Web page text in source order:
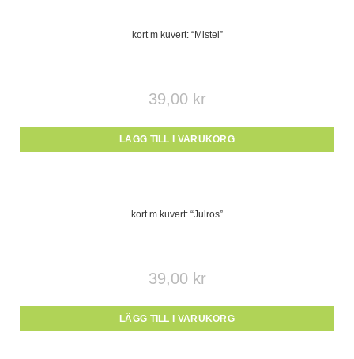
kort m kuvert: “Mistel”
39,00 kr
LÄGG TILL I VARUKORG
kort m kuvert: “Julros”
39,00 kr
LÄGG TILL I VARUKORG